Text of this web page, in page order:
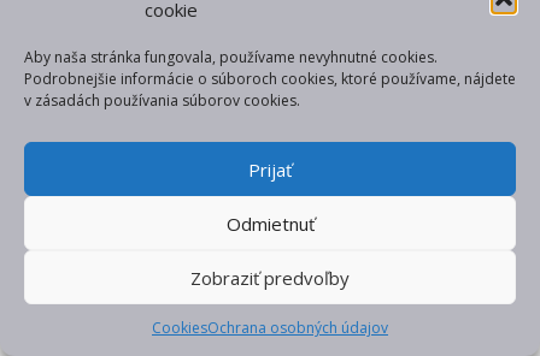
cookie
Aby naša stránka fungovala, používame nevyhnutné cookies.
Podrobnejšie informácie o súboroch cookies, ktoré používame, nájdete
v zásadách používania súborov cookies.
Prijať
Odmietnuť
Zobraziť predvoľby
CookiesOchrana osobných údajov